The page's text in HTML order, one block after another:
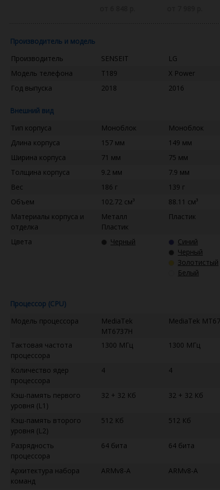
Производитель и модель
Производитель
SENSEIT
LG
Модель телефона
T189
X Power
Год выпуска
2018 2016
Внешний вид
Тип корпуса
Моноблок
Моноблок
Длина корпуса
157 мм
149 мм
Ширина корпуса
71 мм
75 мм
Толщина корпуса
9.2 мм
7.9 мм
Вес
186 г
139 г
Объем
102.72 см³
88.11 см³
Материалы корпуса и
отделка
Металл
Пластик
Пластик
Цвета Черный
Синий
Черный
Золотистый
Белый
Процессор (CPU)
Модель процессора
MediaTek
MT6737H
MediaTek
Тактовая частота
процессора
1300 МГц 1300 МГц
Количество ядер
процессора
4 4
Кэш-память первого
уровня (L1)
32 + 32 Кб 32 + 32 Кб
Кэш-память второго
уровня (L2)
512 Кб 512 Кб
Разрядность
процессора
64 бита 64 бита
Архитектура набора
команд
ARMv8-A ARMv8-A